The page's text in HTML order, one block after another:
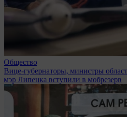
Общество
Вице-губернаторы, министры
мэр Липецка вступили в мобрезерв